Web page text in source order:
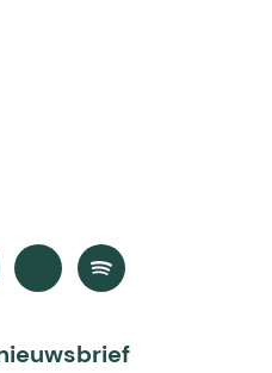
link)
Spotify
link)